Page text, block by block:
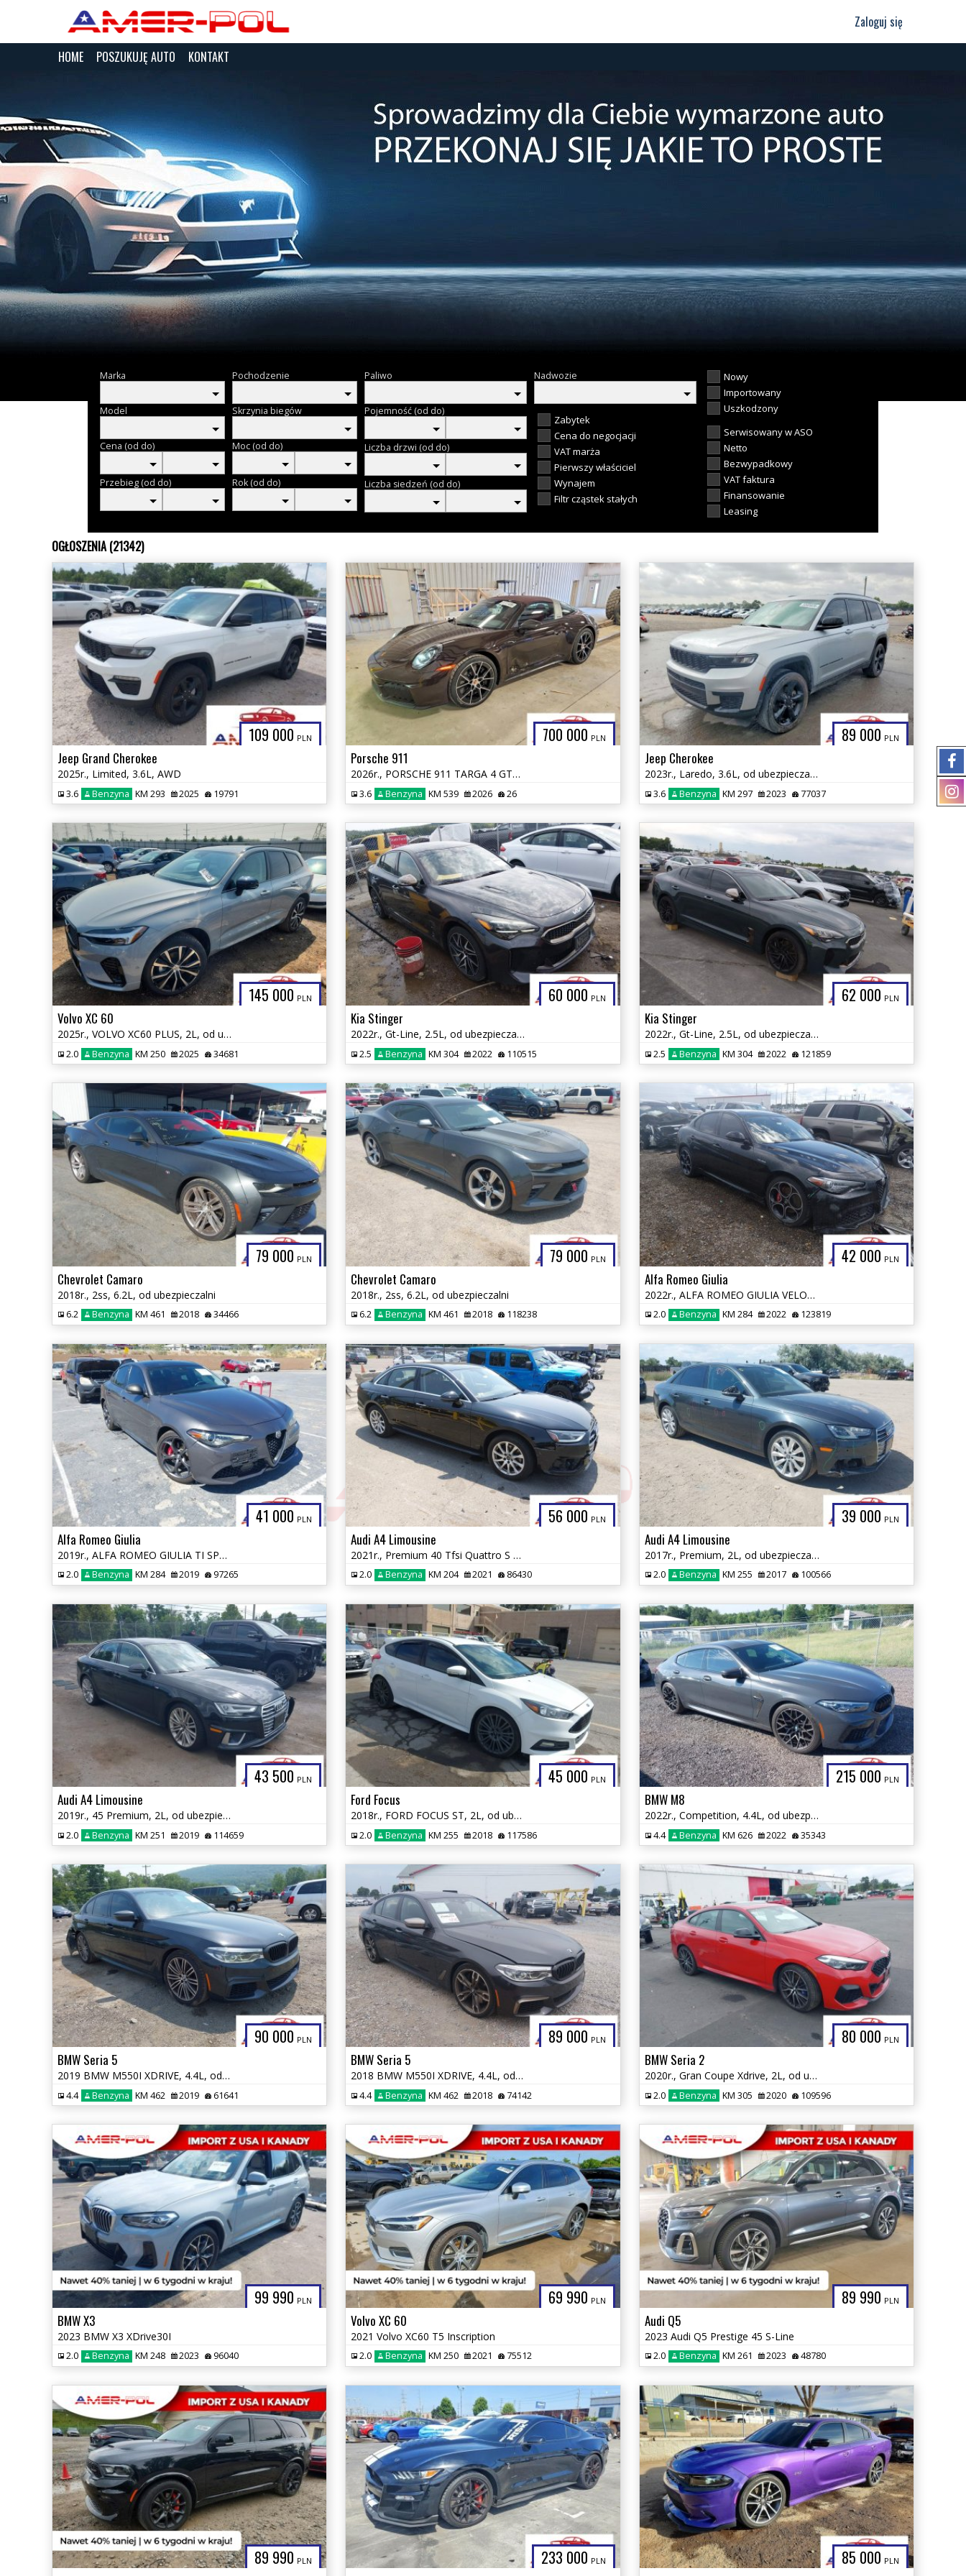
Zaloguj się
HOME POSZUKUJĘ AUTO KONTAKT
Marka
Model
Cena (od do)
Przebieg (od do)
Pochodzenie
Skrzynia biegów
Moc (od do)
Rok (od do)
Paliwo
Pojemność (od do)
Liczba drzwi (od do)
Liczba siedzeń (od do)
Nadwozie
Zabytek
Cena do negocjacji
VAT marża
Pierwszy właściciel
Wynajem
Filtr cząstek stałych
Nowy
Importowany
Uszkodzony
Serwisowany w ASO
Netto
Bezwypadkowy
VAT faktura
Finansowanie
Leasing
OGŁOSZENIA (21342)
109 000 PLN
Jeep Grand Cherokee
2025r., Limited, 3.6L, AWD
3.6 Benzyna KM 293 2025 19791
700 000 PLN
Porsche 911
2026r., PORSCHE 911 TARGA 4 GTS, 3.6L, od ubezpieczalni
3.6 Benzyna KM 539 2026 26
89 000 PLN
Jeep Cherokee
2023r., Laredo, 3.6L, od ubezpieczalni
3.6 Benzyna KM 297 2023 77037
145 000 PLN
Volvo XC 60
2025r., VOLVO XC60 PLUS, 2L, od ubezpieczalni
2.0 Benzyna KM 250 2025 34681
60 000 PLN
Kia Stinger
2022r., Gt-Line, 2.5L, od ubezpieczalni
2.5 Benzyna KM 304 2022 110515
62 000 PLN
Kia Stinger
2022r., Gt-Line, 2.5L, od ubezpieczalni
2.5 Benzyna KM 304 2022 121859
79 000 PLN
Chevrolet Camaro
2018r., 2ss, 6.2L, od ubezpieczalni
6.2 Benzyna KM 461 2018 34466
79 000 PLN
Chevrolet Camaro
2018r., 2ss, 6.2L, od ubezpieczalni
6.2 Benzyna KM 461 2018 118238
42 000 PLN
Alfa Romeo Giulia
2022r., ALFA ROMEO GIULIA VELOCE TI RWD, 2L, od ubezpieczalni
2.0 Benzyna KM 284 2022 123819
41 000 PLN
Alfa Romeo Giulia
2019r., ALFA ROMEO GIULIA TI SPORT AWD, 2L, od ubezpieczalni
2.0 Benzyna KM 284 2019 97265
56 000 PLN
Audi A4 Limousine
2021r., Premium 40 Tfsi Quattro S Tronic, 2L, od ubezpieczalni
2.0 Benzyna KM 204 2021 86430
39 000 PLN
Audi A4 Limousine
2017r., Premium, 2L, od ubezpieczalni
2.0 Benzyna KM 255 2017 100566
43 500 PLN
Audi A4 Limousine
2019r., 45 Premium, 2L, od ubezpieczalni
2.0 Benzyna KM 251 2019 114659
45 000 PLN
Ford Focus
2018r., FORD FOCUS ST, 2L, od ubezpieczalni
2.0 Benzyna KM 255 2018 117586
215 000 PLN
BMW M8
2022r., Competition, 4.4L, od ubezpieczalni
4.4 Benzyna KM 626 2022 35343
90 000 PLN
BMW Seria 5
2019 BMW M550I XDRIVE, 4.4L, od ubezpieczalni
4.4 Benzyna KM 462 2019 61641
89 000 PLN
BMW Seria 5
2018 BMW M550I XDRIVE, 4.4L, od ubezpieczalni
4.4 Benzyna KM 462 2018 74142
80 000 PLN
BMW Seria 2
2020r., Gran Coupe Xdrive, 2L, od ubezpieczalni
2.0 Benzyna KM 305 2020 109596
99 990 PLN
BMW X3
2023 BMW X3 XDrive30I
2.0 Benzyna KM 248 2023 96040
69 990 PLN
Volvo XC 60
2021 Volvo XC60 T5 Inscription
2.0 Benzyna KM 250 2021 75512
89 990 PLN
Audi Q5
2023 Audi Q5 Prestige 45 S-Line
2.0 Benzyna KM 261 2023 48780
89 990 PLN 233 000 PLN 85 000 PLN